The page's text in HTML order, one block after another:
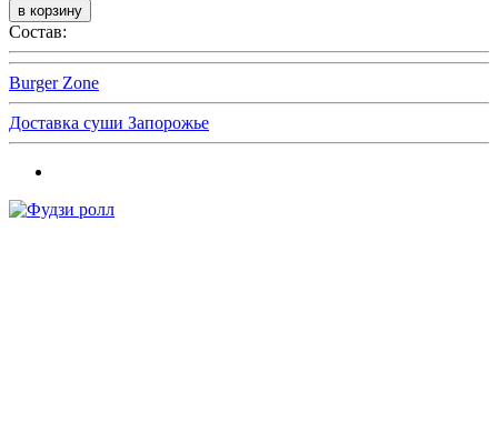
Состав:
Burger Zone
Доставка суши Запорожье